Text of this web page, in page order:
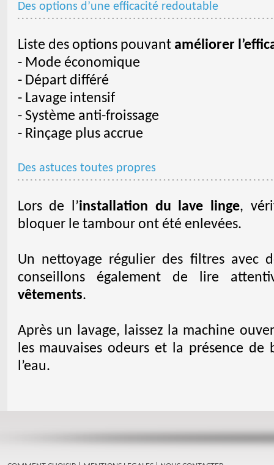
Des options d’une efficacité redoutable
Liste des options pouvant améliorer
- Mode économique
- Départ différé
- Lavage intensif
- Système anti-froissage
- Rinçage plus accrue
Des astuces toutes propres
Lors de l’installation du lave linge,
bloquer le tambour ont été enlevées.
Un nettoyage régulier des filtres avec
conseillons également de lire
vêtements.
Après un lavage, laissez la machine
les mauvaises odeurs et la présence
l’eau.